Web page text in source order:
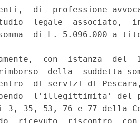
di  professione
legale  associato,  in
di L. 5.096.000 a
con  istanza  del
della  suddetta
di servizi di
l'illegittimita' del
35, 53, 76 e 77 della
ricevuto  riscontro,